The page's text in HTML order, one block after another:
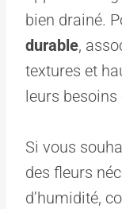
bien drainé.
durable,
textures et
leurs besoins
Si vous
des fleurs
d’humidité,